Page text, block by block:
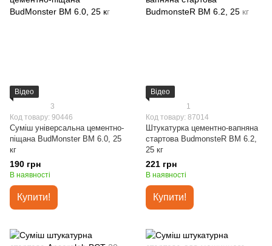
Відео
3
Код товару: 90446
Суміш універсальна цементно-
піщана BudMonster BM 6.0, 25
кг
190 грн
В наявності
Купити!
Відео
1
Код товару: 87014
Штукатурка цементно-вапняна
стартова BudmonsteR BM 6.2,
25 кг
221 грн
В наявності
Купити!